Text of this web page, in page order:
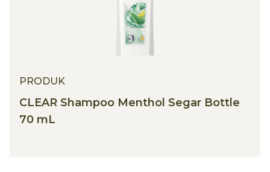
PRODUK
CLEAR Shampoo Menthol Segar Bottle
70 mL